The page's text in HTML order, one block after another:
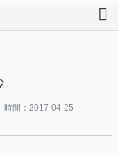
時間：2017-04-25